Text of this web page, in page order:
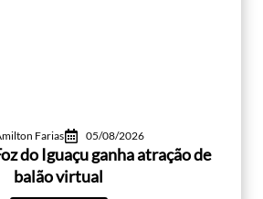
Farias 05/08/2026
do Iguaçu ganha atração de
balão virtual